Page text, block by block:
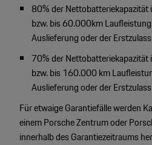
80% der Nettobatteriekapazität
bzw. bis 60.000km
Auslieferung oder der
70% der Nettobatteriekapazität
bzw. bis 160.000 km
Auslieferung oder der
Für etwaige Garantiefälle werden
einem Porsche Zentrum oder
innerhalb des Garantiezeitraums